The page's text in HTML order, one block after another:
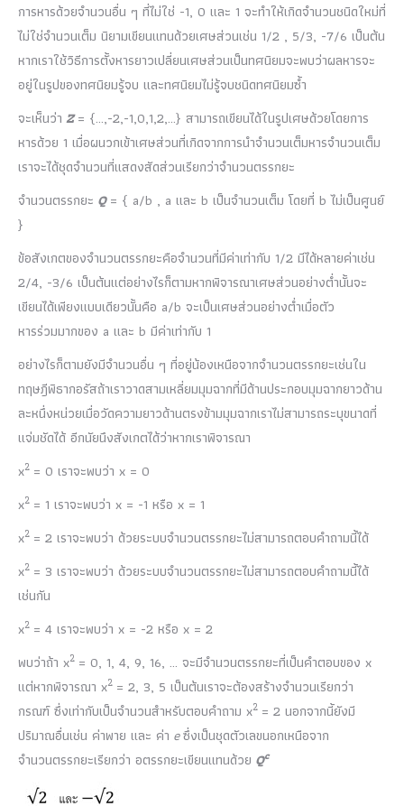
การหารด้วยจำนวนอื่น ๆ ที่ไม่ใช่ -1, 0 และ 1 จะทำให้เกิดจำนวนชนิดใหม่ที่
ไม่ใช่จำนวนเต็ม นิยามเขียนแทนด้วยเศษส่วนเช่น 1/2 , 5/3, -7/6 เป็นต้น
หากเราใช้วิธีการตั้งหารยาวเปลี่ยนเศษส่วนเป็นทศนิยมจะพบว่าผลหารจะ
อยู่ในรูปของทศนิยมรู้จบ และทศนิยมไม่รู้จบชนิดทศนิยมซ้ำ
จะเห็นว่า Z= {…,-2,-1,0,1,2,…} สามารถเขียนได้ในรูปเศษด้วยโดยการ
หารด้วย 1 เมื่อผนวกเข้าเศษส่วนที่เกิดจากการนำจำนวนเต็มหารจำนวนเต็ม
เราจะได้ชุดจำนวนที่แสดงสัดส่วนเรียกว่าจำนวนตรรกยะ
จำนวนตรรกยะ Q= { a/b , a และ b เป็นจำนวนเต็ม โดยที่ b ไม่เป็นศูนย์
}
ข้อสังเกตของจำนวนตรรกยะคือจำนวนที่มีค่าเท่ากับ 1/2 มีได้หลายค่าเช่น
2/4, -3/6 เป็นต้นแต่อย่างไรก็ตามหากพิจารณาเศษส่วนอย่างต่ำนั้นจะ
เขียนได้เพียงแบบเดียวนั้นคือ a/b จะเป็นเศษส่วนอย่างต่ำเมื่อตัว
หารร่วมมากของ a และ b มีค่าเท่ากับ 1
อย่างไรก็ตามยังมีจำนวนอื่น ๆ ที่อยู่น้องเหนือจากจำนวนตรรกยะเช่นใน
ทฤษฎีพิธากอรัสถ้าเราวาดสามเหลี่ยมมุมฉากที่มีด้านประกอบมุมฉากยาวด้าน
ละหนึ่งหน่วยเมื่อวัดความยาวด้านตรงข้ามมุมฉากเราไม่สามารถระบุขนาดที่
แจ่มชัดได้ อีกนัยนึงสังเกตได้ว่าหากเราพิจารณา
x2 = 0 เราจะพบว่า x = 0
x2 = 1 เราจะพบว่า x = -1 หรือ x = 1
x2 = 2 เราจะพบว่า ด้วยระบบจำนวนตรรกยะไม่สามารถตอบคำถามนี้ได้
x2 = 3 เราจะพบว่า ด้วยระบบจำนวนตรรกยะไม่สามารถตอบคำถามนี้ได้
เช่นกัน
x2 = 4 เราจะพบว่า x = -2 หรือ x = 2
พบว่าถ้า x2 = 0, 1, 4, 9, 16, … จะมีจำนวนตรรกยะที่เป็นคำตอบของ x
แต่หากพิจารณา x2 = 2, 3, 5 เป็นต้นเราจะต้องสร้างจำนวนเรียกว่า
กรณฑ์ ซึ่งเท่ากับเป็นจำนวนสำหรับตอบคำถาม x2 = 2 นอกจากนี้ยังมี
ปริมาณอื่นเช่น ค่าพาย และ ค่า eซึ่งเป็นชุดตัวเลขนอกเหนือจาก
จำนวนตรรกยะเรียกว่า อตรรกยะเขียนแทนด้วย Qc